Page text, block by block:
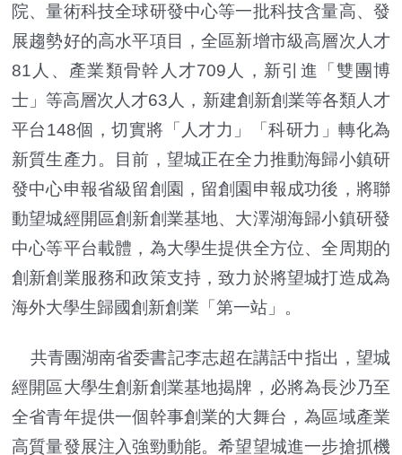
院、量術科技全球研發中心等一批科技含量高、發
展趨勢好的高水平項目，全區新增市級高層次人才
81人、產業類骨幹人才709人，新引進「雙團博
士」等高層次人才63人，新建創新創業等各類人才
平台148個，切實將「人才力」「科研力」轉化為
新質生產力。目前，望城正在全力推動海歸小鎮研
發中心申報省級留創園，留創園申報成功後，將聯
動望城經開區創新創業基地、大澤湖海歸小鎮研發
中心等平台載體，為大學生提供全方位、全周期的
創新創業服務和政策支持，致力於將望城打造成為
海外大學生歸國創新創業「第一站」。
共青團湖南省委書記李志超在講話中指出，望城
經開區大學生創新創業基地揭牌，必將為長沙乃至
全省青年提供一個幹事創業的大舞台，為區域產業
高質量發展注入強勁動能。希望望城進一步搶抓機